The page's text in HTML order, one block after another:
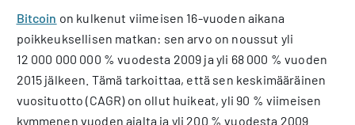
Bitcoin on kulkenut viimeisen 16-vuoden aikana
poikkeuksellisen matkan: sen arvo on noussut yli
12 000 000 000 % vuodesta 2009 ja yli 68 000 % vuoden
2015 jälkeen. Tämä tarkoittaa, että sen keskimääräinen
vuosituotto (CAGR) on ollut huikeat, yli 90 % viimeisen
kymmenen vuoden ajalta ja yli 200 % vuodesta 2009